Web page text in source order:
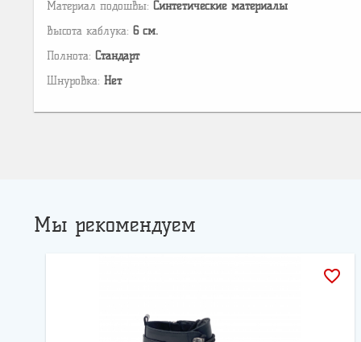
Материал подошвы: Cинтетические материалы
Высота каблука: 6 см.
Полнота: Стандарт
Шнуровка: Нет
Мы рекомендуем
favorite_border